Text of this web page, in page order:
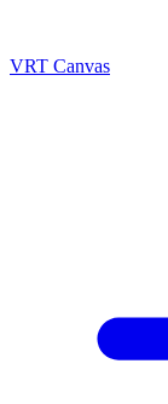
VRT Canvas